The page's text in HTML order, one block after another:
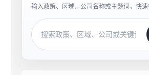
输入政策、区域、公司名称或主题词，快